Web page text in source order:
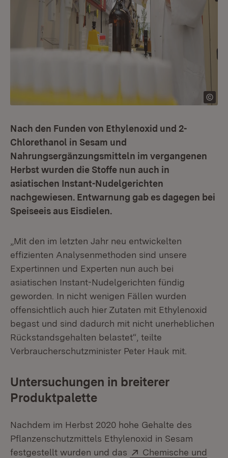
Nach den Funden von Ethylenoxid und 2-
Chlorethanol in Sesam und
Nahrungsergänzungsmitteln im vergangenen
Herbst wurden die Stoffe nun auch in
asiatischen Instant-Nudelgerichten
nachgewiesen. Entwarnung gab es dagegen bei
Speiseeis aus Eisdielen.
„Mit den im letzten Jahr neu entwickelten
effizienten Analysenmethoden sind unsere
Expertinnen und Experten nun auch bei
asiatischen Instant-Nudelgerichten fündig
geworden. In nicht wenigen Fällen wurden
offensichtlich auch hier Zutaten mit Ethylenoxid
begast und sind dadurch mit nicht unerheblichen
Rückstandsgehalten belastet“, teilte
Verbraucherschutzminister Peter Hauk mit.
Untersuchungen in breiterer
Produktpalette
Nachdem im Herbst 2020 hohe Gehalte des
Pflanzenschutzmittels Ethylenoxid in Sesam
festgestellt wurden und das
Extern:
Chemische und